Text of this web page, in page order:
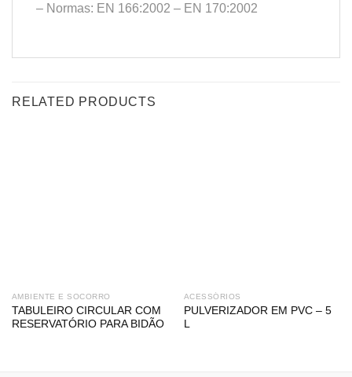
– Normas: EN 166:2002 – EN 170:2002
RELATED PRODUCTS
AMBIENTE E SOCORRO
TABULEIRO CIRCULAR COM
RESERVATÓRIO PARA BIDÃO
ACESSÓRIOS
PULVERIZADOR EM PVC – 5
L